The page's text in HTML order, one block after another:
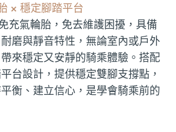
× 穩定腳踏平台
充氣輪胎，免去維護困擾，具備
磨與靜音特性，無論室內或戶外
來穩定又安靜的騎乘體驗。搭配
台設計，提供穩定雙腳支撐點，
衡、建立信心，是學會騎乘前的